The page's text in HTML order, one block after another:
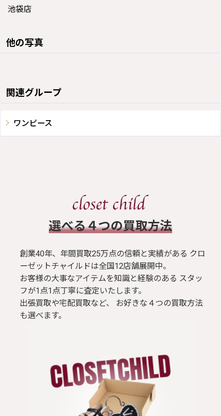
池袋店
他の写真
関連グループ
ワンピース
​選べる４つの買取方法
創業40年、年間買取25万点の信頼と実績がある クロ
ーゼットチャイルドは全国12店舗展開中。
お客様の大事なアイテムを知識と経験のある スタッ
フが1点1点丁寧に査定いたします。
出張買取や宅配買取など、 お好きな４つの買取方法
も選べます。